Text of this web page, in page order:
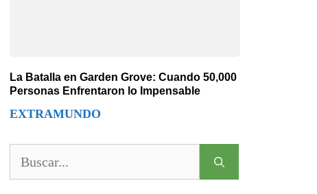
La Batalla en Garden Grove: Cuando 50,000
Personas Enfrentaron lo Impensable
EXTRAMUNDO